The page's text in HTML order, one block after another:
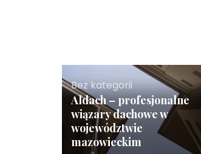
Bez kategorii
Aldach – profesjonalne
wiązary dachowe w
województwie
mazowieckim